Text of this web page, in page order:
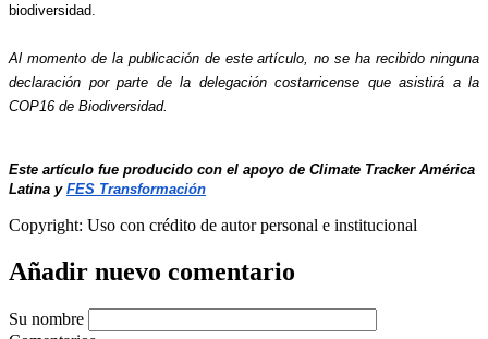
biodiversidad.
Al momento de la publicación de este artículo, no se ha recibido ninguna
declaración por parte de la delegación costarricense que asistirá a la
COP16 de Biodiversidad.
Este artículo fue producido con el apoyo de Climate Tracker América
Latina y FES Transformación
Copyright: Uso con crédito de autor personal e institucional
Añadir nuevo comentario
Su nombre